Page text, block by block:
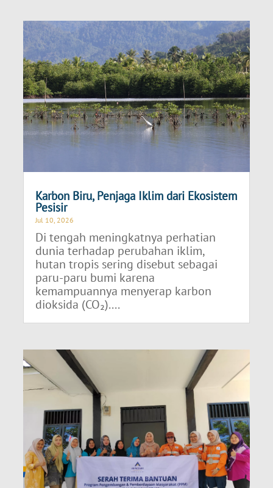
Karbon Biru, Penjaga Iklim dari Ekosistem
Pesisir
Jul 10, 2026
Di tengah meningkatnya perhatian
dunia terhadap perubahan iklim,
hutan tropis sering disebut sebagai
paru-paru bumi karena
kemampuannya menyerap karbon
dioksida (CO₂)....